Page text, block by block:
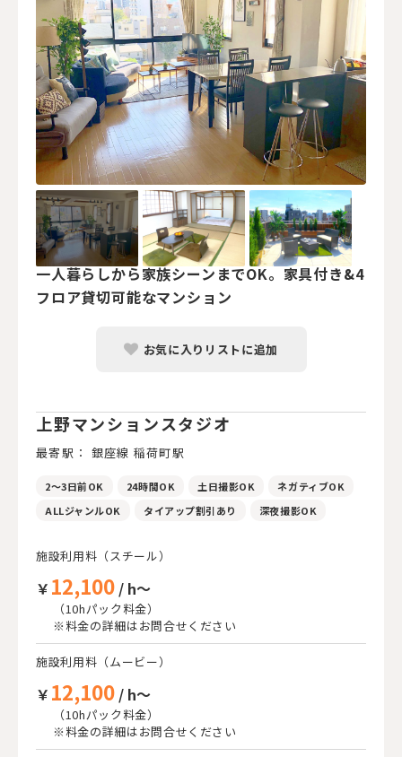
一人暮らしから家族シーンまでOK。家具付き&4
フロア貸切可能なマンション
お気に入りリストに追加
上野マンションスタジオ
最寄駅： 銀座線 稲荷町駅
2～3日前OK 24時間OK 土日撮影OK
ネガティブOK
ALLジャンルOK
タイアップ割引あり 深夜撮影OK
施設利用料（スチール）
￥ 12,100 / h～
（10hパック料金）
※料金の詳細はお問合せください
施設利用料（ムービー）
￥ 12,100 / h～
（10hパック料金）
※料金の詳細はお問合せください